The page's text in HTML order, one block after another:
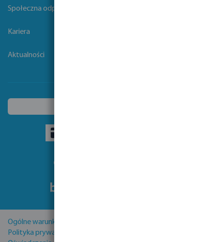
Społeczna odpowiedzialność biznesu
Kariera
Aktualności
Obseruj nas:
Ogólne warunki sprzedaży
Polityka prywatności